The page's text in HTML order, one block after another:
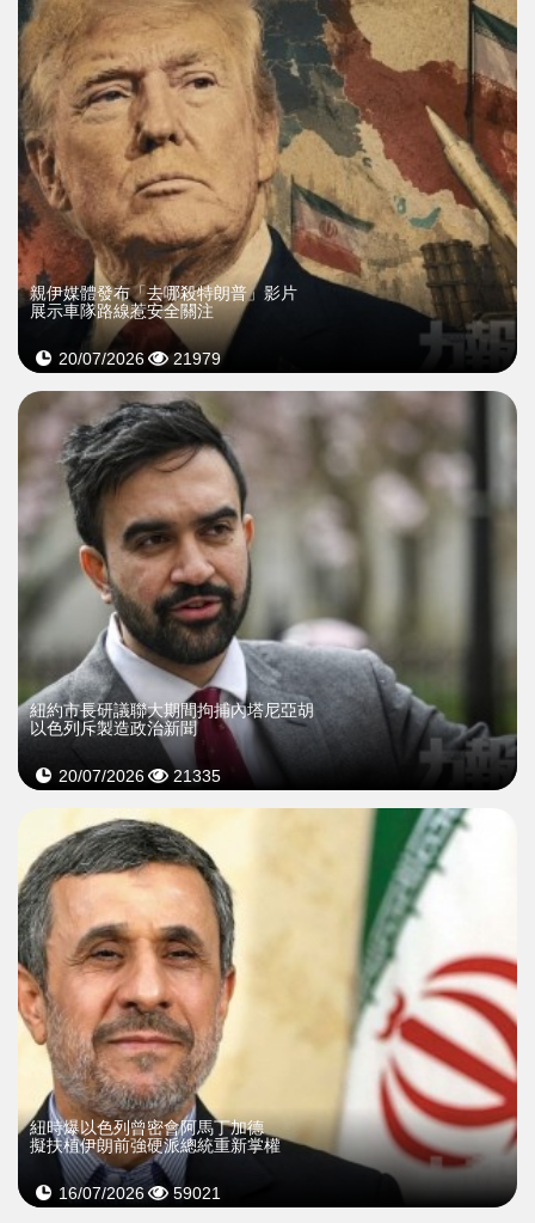
親伊媒體發布「去哪殺特朗普」影片
展示車隊路線惹安全關注
20/07/2026 21979
紐約市長研議聯大期間拘捕內塔尼亞胡
以色列斥製造政治新聞
20/07/2026 21335
紐時爆以色列曾密會阿馬丁加德
擬扶植伊朗前強硬派總統重新掌權
16/07/2026 59021